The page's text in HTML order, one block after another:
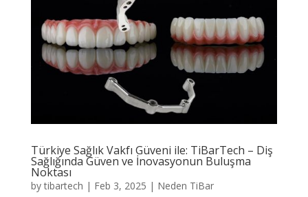
Türkiye Sağlık Vakfı Güveni ile: TiBarTech – Diş
Sağlığında Güven ve İnovasyonun Buluşma
Noktası
bytibartech | Feb 3, 2025 | Neden TiBar